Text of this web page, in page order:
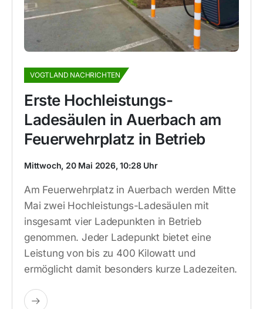
VOGTLAND NACHRICHTEN
Erste Hochleistungs-
Ladesäulen in Auerbach am
Feuerwehrplatz in Betrieb
Mittwoch, 20 Mai 2026, 10:28 Uhr
Am Feuerwehrplatz in Auerbach werden Mitte
Mai zwei Hochleistungs-Ladesäulen mit
insgesamt vier Ladepunkten in Betrieb
genommen. Jeder Ladepunkt bietet eine
Leistung von bis zu 400 Kilowatt und
ermöglicht damit besonders kurze Ladezeiten.